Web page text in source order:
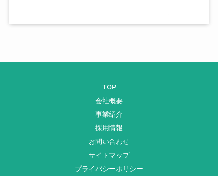
TOP
会社概要
事業紹介
採用情報
お問い合わせ
サイトマップ
プライバシーポリシー